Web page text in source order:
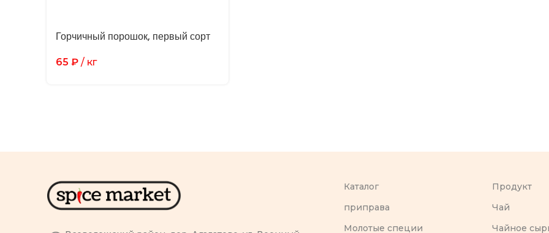
Горчичный порошок, первый сорт
65 ₽ / кг
Каталог
приправа
Молотые специи
Продукт
Чай
Чайное